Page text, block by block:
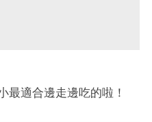
最適合邊走邊吃的啦！